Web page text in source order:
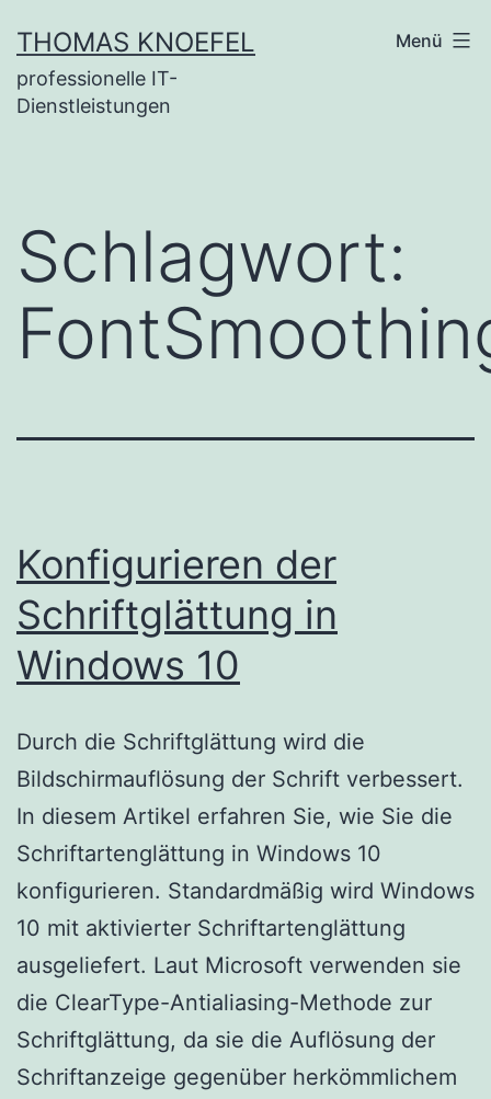
Inhalt
springen
THOMAS KNOEFEL
professionelle IT-
Dienstleistungen
Menü
Schlagwort:
Konfigurieren der
Schriftglättung in
Windows 10
Durch die Schriftglättung wird die
Bildschirmauflösung der Schrift verbessert.
In diesem Artikel erfahren Sie, wie Sie die
Schriftartenglättung in Windows 10
konfigurieren. Standardmäßig wird Windows
10 mit aktivierter Schriftartenglättung
ausgeliefert. Laut Microsoft verwenden sie
die ClearType-Antialiasing-Methode zur
Schriftglättung, da sie die Auflösung der
Schriftanzeige gegenüber herkömmlichem